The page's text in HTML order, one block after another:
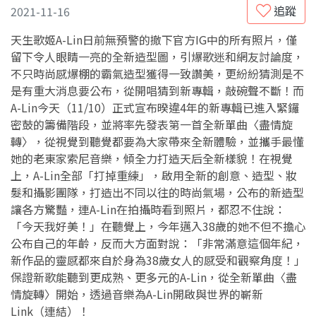
追蹤
2021-11-16
天生歌姬A-Lin日前無預警的撤下官方IG中的所有照片，僅
留下令人眼睛一亮的全新造型圖，引爆歌迷和網友討論度，
不只時尚感爆棚的霸氣造型獲得一致讚美，更紛紛猜測是不
是有重大消息要公布，從開唱猜到新專輯，敲碗聲不斷！而
A-Lin今天（11/10）正式宣布暌違4年的新專輯已進入緊鑼
密鼓的籌備階段，並將率先發表第一首全新單曲〈盡情旋
轉〉，從視覺到聽覺都要為大家帶來全新體驗，並攜手最懂
她的老東家索尼音樂，傾全力打造天后全新樣貌！在視覺
上，A-Lin全部「打掉重練」，啟用全新的創意、造型、妝
髮和攝影團隊，打造出不同以往的時尚氣場，公布的新造型
讓各方驚豔，連A-Lin在拍攝時看到照片，都忍不住說：
「今天我好美！」在聽覺上，今年邁入38歲的她不但不擔心
公布自己的年齡，反而大方面對說：「非常滿意這個年紀，
新作品的靈感都來自於身為38歲女人的感受和觀察角度！」
保證新歌能聽到更成熟、更多元的A-Lin，從全新單曲〈盡
情旋轉〉開始，透過音樂為A-Lin開啟與世界的嶄新
Link（連結）！